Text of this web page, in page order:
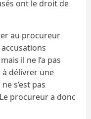
ont le droit de
au procureur
il ne l’a pas
délivrer une
s’est pas
procureur a donc